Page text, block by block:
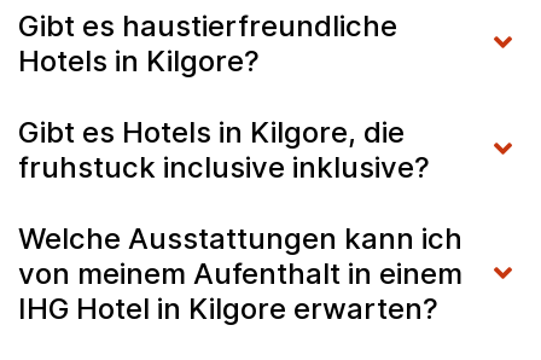
Gibt es haustierfreundliche
Hotels in Kilgore?
Gibt es Hotels in Kilgore, die
fruhstuck inclusive inklusive?
Welche Ausstattungen kann ich
von meinem Aufenthalt in einem
IHG Hotel in Kilgore erwarten?